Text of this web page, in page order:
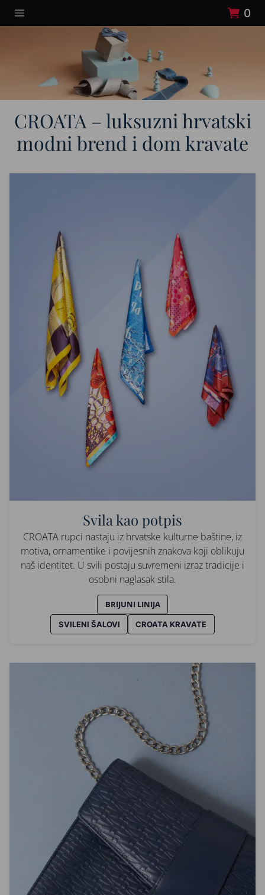
0
CROATA – luksuzni hrvatski
modni brend i dom kravate
Svila kao potpis
CROATA rupci nastaju iz hrvatske kulturne baštine, iz
motiva, ornamentike i povijesnih znakova koji oblikuju
naš identitet. U svili postaju suvremeni izraz tradicije i
osobni naglasak stila.
BRIJUNI LINIJA
SVILENI ŠALOVI CROATA KRAVATE